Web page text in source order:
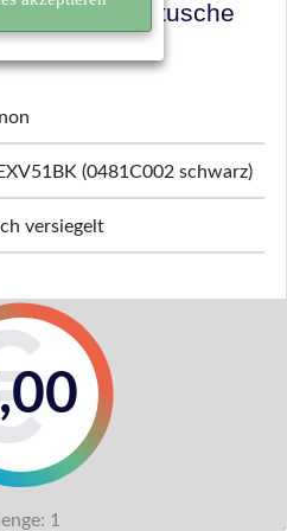
Tonerkartusche
(0481C002 schwarz)
versiegelt
1